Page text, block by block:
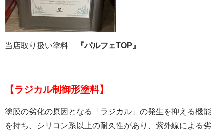
当店取り扱い塗料 『パルフェTOP』
【ラジカル制御形塗料】
塗膜の劣化の原因となる「ラジカル」の発生を抑える機能
を持ち、シリコン系以上の耐久性があり、紫外線による劣